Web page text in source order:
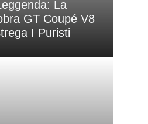
La
GT Coupé V8
I Puristi